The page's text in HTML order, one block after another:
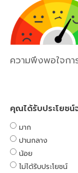
ความพึงพอใจกา
คุณได้รับประโยชน์
มาก
ปานกลาง
น้อย
ไม่ได้รับประโยชน์